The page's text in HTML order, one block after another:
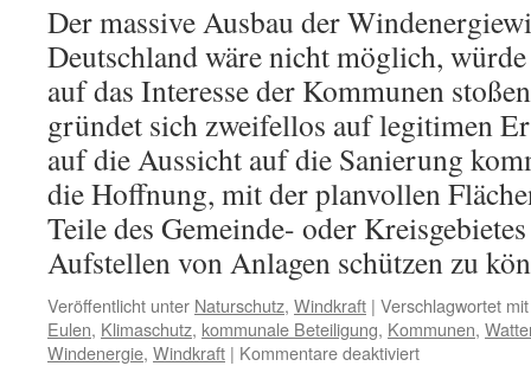
Der massive Ausbau der
Deutschland wäre nicht möglich,
auf das Interesse der Kommunen
gründet sich zweifellos auf legitimen
auf die Aussicht auf die Sanierung
die Hoffnung, mit der planvollen
Teile des Gemeinde- oder
Aufstellen von Anlagen schützen zu
Veröffentlicht unter Naturschutz, Windkraft | Verschlagwortet mit
Eulen, Klimaschutz, kommunale Beteiligung, Kommunen,
Windenergie, Windkraft | Kommentare deaktiviertfür